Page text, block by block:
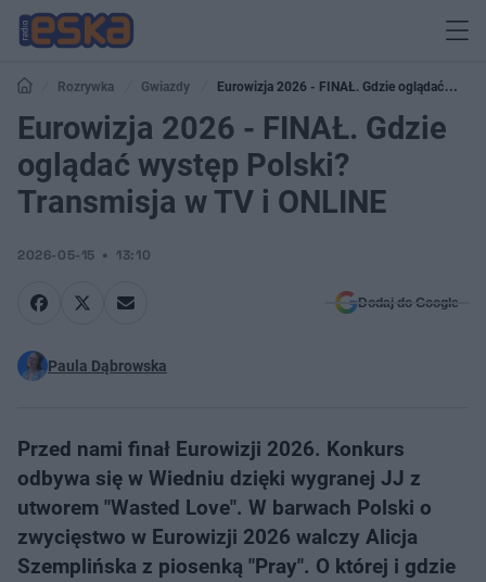
Rozrywka Gwiazdy
Eurowizja 2026 - FINAŁ. Gdzie oglądać
występ Polski? Transmisja w TV i ONLINE
Eurowizja 2026 - FINAŁ. Gdzie
oglądać występ Polski?
Transmisja w TV i ONLINE
2026-05-15 13:10
Dodaj do Google
Paula Dąbrowska
Przed nami finał Eurowizji 2026. Konkurs
odbywa się w Wiedniu dzięki wygranej JJ z
utworem "Wasted Love". W barwach Polski o
zwycięstwo w Eurowizji 2026 walczy Alicja
Szemplińska z piosenką "Pray". O której i gdzie